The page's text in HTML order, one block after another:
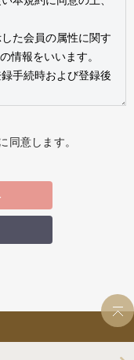
同意します。